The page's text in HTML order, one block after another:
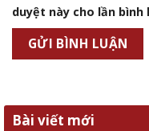
duyệt này cho lần
Bài viết mới